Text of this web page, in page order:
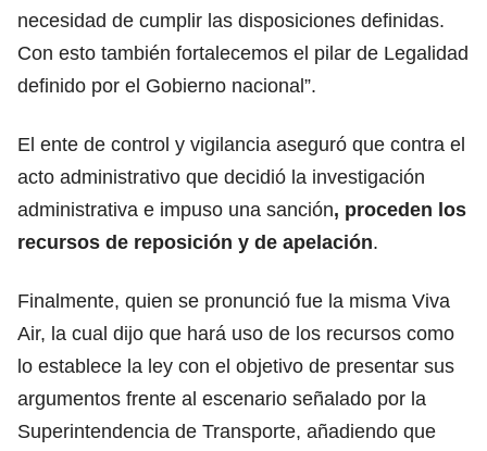
necesidad de cumplir las disposiciones definidas.
Con esto también fortalecemos el pilar de Legalidad
definido por el Gobierno nacional”.
El ente de control y vigilancia aseguró que contra el
acto administrativo que decidió la investigación
administrativa e impuso una sanción, proceden los
recursos de reposición y de apelación.
Finalmente, quien se pronunció fue la misma Viva
Air, la cual dijo que hará uso de los recursos como
lo establece la ley con el objetivo de presentar sus
argumentos frente al escenario señalado por la
Superintendencia de Transporte, añadiendo que